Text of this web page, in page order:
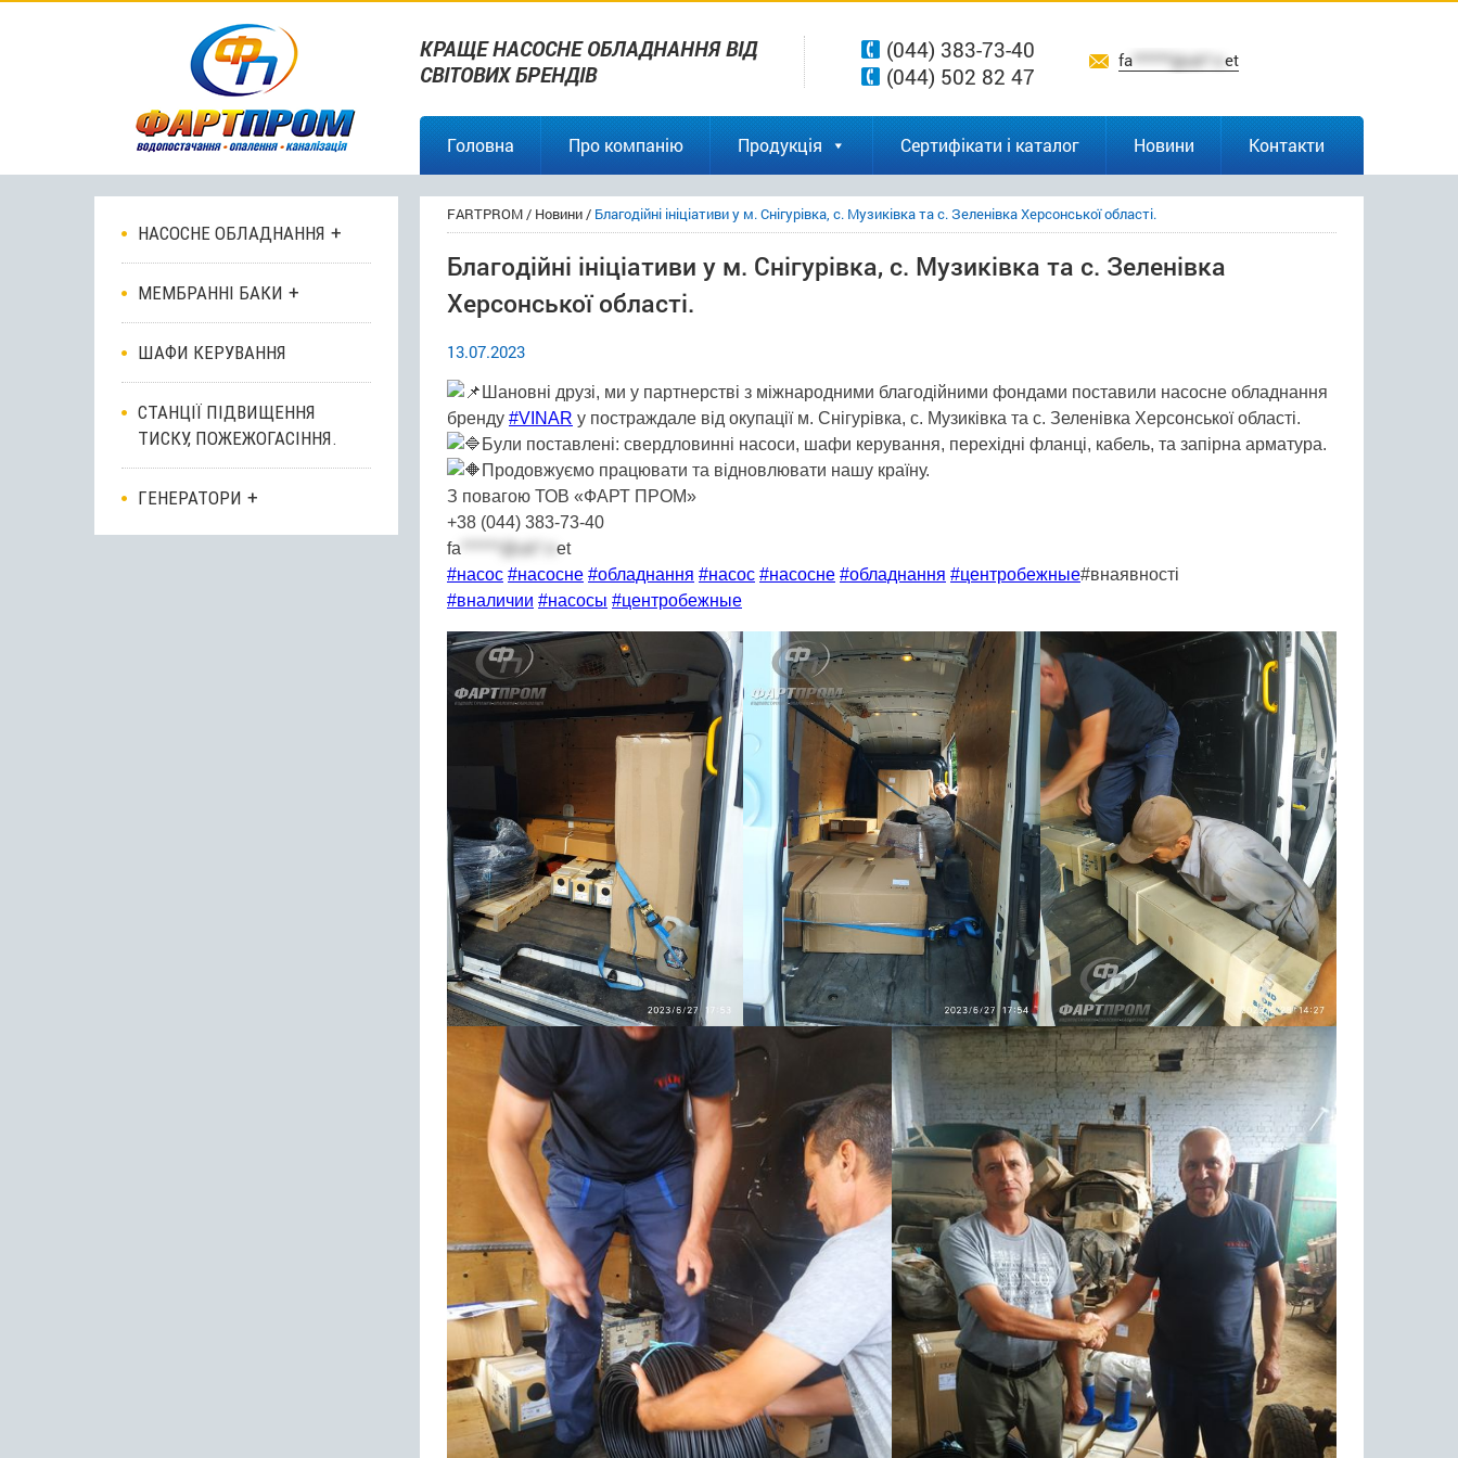
КРАЩЕ НАСОСНЕ ОБЛАДНАННЯ ВІД
СВІТОВИХ БРЕНДІВ
(044) 383-73-40
(044) 502 82 47
fa ******@uk*.n et
Головна Про компанію Продукція Сертифікати і каталог Новини Контакти
НАСОСНЕ ОБЛАДНАННЯ
МЕМБРАННІ БАКИ
ШАФИ КЕРУВАННЯ
СТАНЦІЇ ПІДВИЩЕННЯ
ТИСКУ, ПОЖЕЖОГАСІННЯ.
ГЕНЕРАТОРИ
FARTPROM/ Новини/ Благодійні ініціативи у м. Снігурівка, с. Музиківка та с. Зеленівка Херсонської області.
Благодійні ініціативи у м. Снігурівка, с. Музиківка та с. Зеленівка
Херсонської області.
13.07.2023
Шановні друзі, ми у партнерстві з міжнародними благодійними фондами поставили насосне обладнання
бренду #VINAR у постраждале від окупації м. Снігурівка, с. Музиківка та с. Зеленівка Херсонської області.
Були поставлені: свердловинні насоси, шафи керування, перехідні фланці, кабель, та запірна арматура.
Продовжуємо працювати та відновлювати нашу країну.
З повагою ТОВ «ФАРТ ПРОМ»
+38 (044) 383-73-40
fa ******@uk*.n et
#насос #насосне #обладнання #насос #насосне #обладнання #центробежные#внаявності
#вналичии #насосы #центробежные